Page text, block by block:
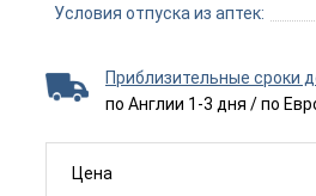
Условия отпуска из аптек:
Приблизительные сроки
по Англии 1-3 дня / по
Цена